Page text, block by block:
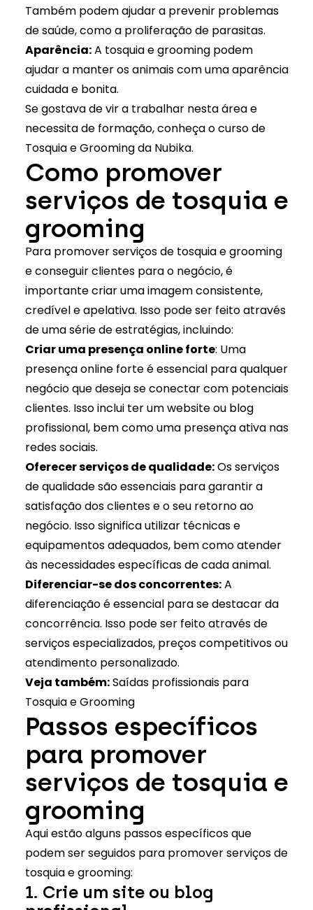
Também podem ajudar a prevenir problemas
de saúde, como a proliferação de parasitas.
Aparência:A tosquia e grooming podem
ajudar a manter os animais com uma aparência
cuidada e bonita.
Se gostava de vir a trabalhar nesta área e
necessita de formação, conheça ocurso de
Tosquia e Grooming da Nubika.
Como promover
serviços de tosquia e
grooming
Para promover serviços de tosquia e grooming
e conseguir clientes para o negócio, é
importante criar uma imagem consistente,
credível e apelativa. Isso pode ser feito através
de uma série de estratégias, incluindo:
Criar uma presença online forte: Uma
presença online forte é essencial para qualquer
negócio que deseja se conectar com potenciais
clientes. Isso inclui ter um website ou blog
profissional, bem como uma presença ativa nas
redes sociais.
Oferecer serviços de qualidade:Os serviços
de qualidade são essenciais para garantir a
satisfação dos clientes e o seu retorno ao
negócio. Isso significa utilizar técnicas e
equipamentos adequados, bem como atender
às necessidades específicas de cada animal.
Diferenciar-se dos concorrentes:A
diferenciação é essencial para se destacar da
concorrência. Isso pode ser feito através de
serviços especializados, preços competitivos ou
atendimento personalizado.
Veja também:Saídas profissionais para
Tosquia e Grooming
Passos específicos
para promover
serviços de tosquia e
grooming
Aqui estão alguns passos específicos que
podem ser seguidos para promover serviços de
tosquia e grooming:
1. Crie um site ou blog